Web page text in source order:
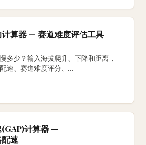
算器 — 赛道难度评估工具
多少？输入海拔爬升、下降和距离，
速、赛道难度评分、
计算器 —
速